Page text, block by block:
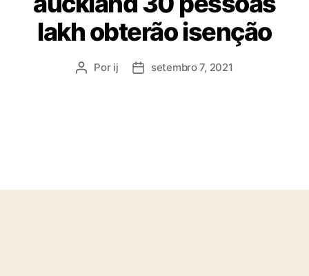
i
a
s
lakh obterão isenção
A
o
Por ij
D
b
setembro 7, 2021